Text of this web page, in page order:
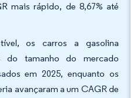
mais rápido, de 8,67% até
os carros a gasolina
do tamanho do mercado
em 2025, enquanto os
avançaram a um CAGR de